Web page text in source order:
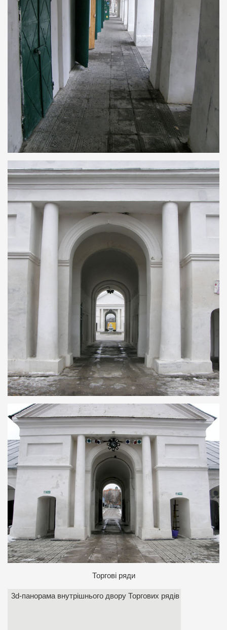
Торгові ряди
3d-панорама внутрішнього двору Торгових рядів